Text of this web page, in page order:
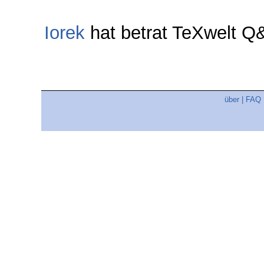
Iorek hat betrat TeXwelt
über FAQ